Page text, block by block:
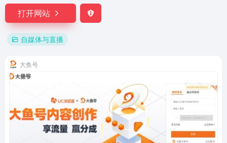
打开网站
自媒体与直播
大鱼号